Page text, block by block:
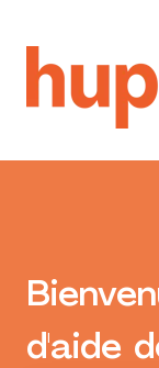
d'aide